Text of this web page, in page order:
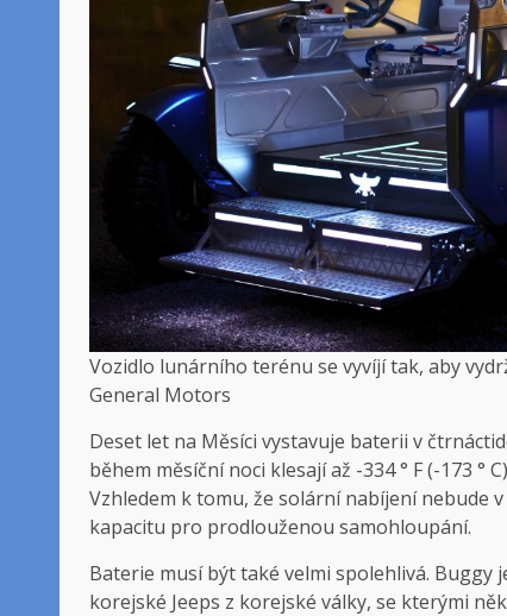
Vozidlo lunárního terénu se vyvíjí tak, aby
General Motors
Deset let na Měsíci vystavuje baterii v
během měsíční noci klesají až -334 ° F (-173
Vzhledem k tomu, že solární nabíjení nebude
kapacitu pro prodlouženou samohloupání.
Baterie musí být také velmi spolehlivá.
korejské Jeeps z korejské války, se kterými